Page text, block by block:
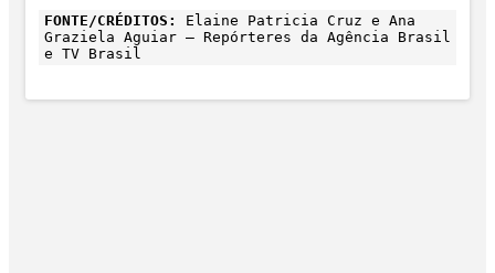
FONTE/CRÉDITOS:
Elaine Patricia Cruz e Ana
Graziela Aguiar – Repórteres da Agência Brasil
e TV Brasil